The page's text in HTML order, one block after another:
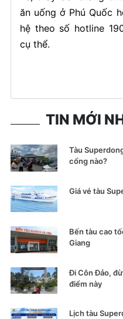
ăn uống ở Phú Quốc
hệ theo số hotline
cụ thể.
TIN MỚI
Tàu
cổng nào?
Giá vé tàu
Bến tàu cao
Giang
Đi Côn Đảo,
điểm này
Lịch tàu